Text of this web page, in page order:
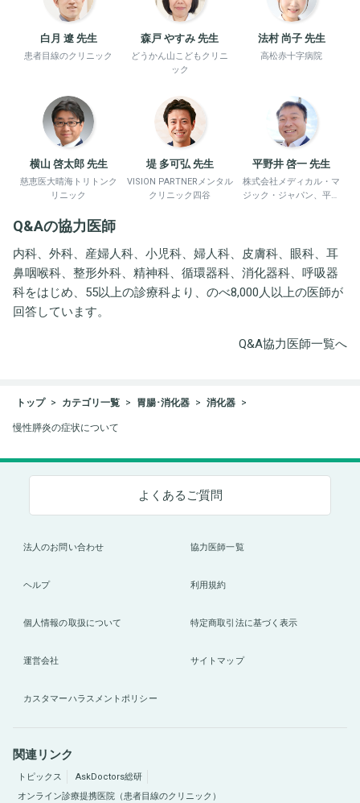
白月 遼 先生
患者目線のクリニック
森戸 やすみ 先生
どうかん山こどもクリニ
ック
法村 尚子 先生
高松赤十字病院
横山 啓太郎 先生
慈恵医大晴海トリトンク
リニック
堤 多可弘 先生
VISION PARTNERメンタル
クリニック四谷
平野井 啓一 先生
株式会社メディカル・マ
ジック・ジャパン、平野
Q&Aの協力医師
内科、外科、産婦人科、小児科、婦人科、皮膚科、眼科、耳
鼻咽喉科、整形外科、精神科、循環器科、消化器科、呼吸器
科をはじめ、55以上の診療科より、のべ8,000人以上の医師が
回答しています。
Q&A協力医師一覧へ
トップ カテゴリ一覧 胃腸･消化器 消化器
慢性膵炎の症状について
よくあるご質問
法人のお問い合わせ 協力医師一覧
ヘルプ 利用規約
個人情報の取扱について 特定商取引法に基づく表示
運営会社 サイトマップ
カスタマーハラスメントポリシー
関連リンク
トピックス
AskDoctors総研
オンライン診療提携医院（患者目線のクリニック）